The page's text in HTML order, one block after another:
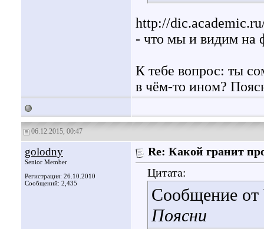
http://
- что мы и видим на
К тебе вопрос: ты
в чём-то ином?
06.12.2015, 00:47
golodny
Senior Member
Регистрация: 26.10.2010
Сообщений: 2,435
Re: Какой гранит
Цитата:
Сообщение от
Поясни